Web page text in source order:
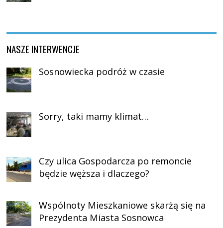
NASZE INTERWENCJE
Sosnowiecka podróż w czasie
Sorry, taki mamy klimat…
Czy ulica Gospodarcza po remoncie
będzie węższa i dlaczego?
Wspólnoty Mieszkaniowe skarżą się na
Prezydenta Miasta Sosnowca